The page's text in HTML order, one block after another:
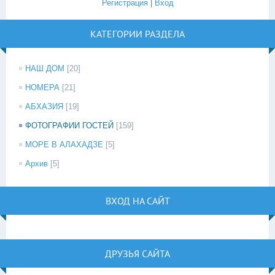
Регистрация| Вход
КАТЕГОРИИ РАЗДЕЛА
НАШ ДОМ [20]
НОМЕРА [21]
АБХАЗИЯ [19]
ФОТОГРАФИИ ГОСТЕЙ [159]
МОРЕ В АЛАХАДЗЕ [5]
Архив [5]
ВХОД НА САЙТ
ДРУЗЬЯ САЙТА